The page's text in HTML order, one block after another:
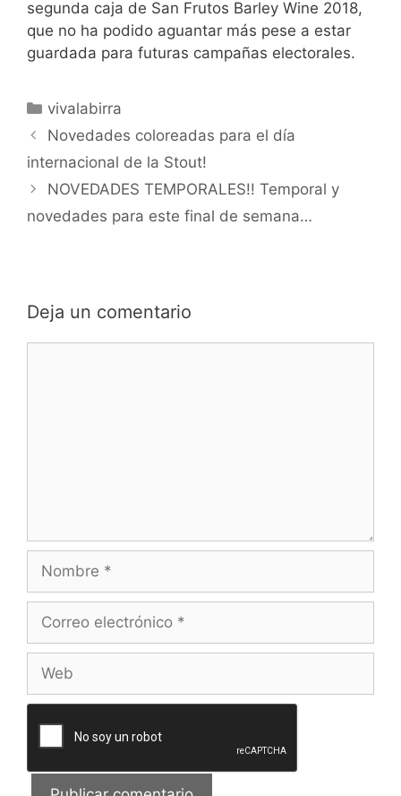
segunda caja de San Frutos Barley Wine 2018,
que no ha podido aguantar más pese a estar
guardada para futuras campañas electorales.
Categorías
vivalabirra
Novedades coloreadas para el día
internacional de la Stout!
NOVEDADES TEMPORALES!! Temporal y
novedades para este final de semana…
Deja un comentario
electrónico